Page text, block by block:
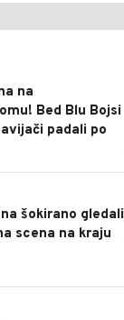
na
Bed Blu Bojsi
padali po
šokirano gledali
scena na kraju